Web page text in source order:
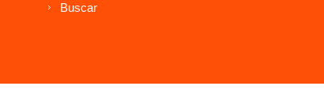
Buscar